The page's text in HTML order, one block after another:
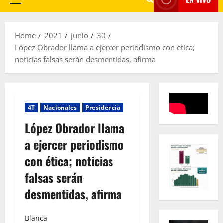
Primary
Home 2021 junio
30
López Obrador llama a ejercer periodismo con ética;
noticias falsas serán desmentidas, afirma
4T Nacionales Presidencia
López Obrador llama
a ejercer periodismo
con ética; noticias
falsas serán
desmentidas, afirma
Blanca